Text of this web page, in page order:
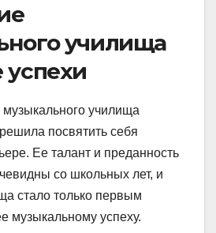
училища
училища
посвятить себя
Ее талант и преданность
со школьных лет, и
стало только первым
музыкальному успеху.